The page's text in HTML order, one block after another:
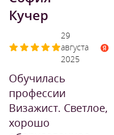
Кучер
29
августа
2025
Обучилась
профессии
Визажист. Светлое,
хорошо